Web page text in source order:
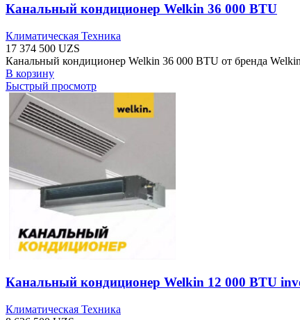
Канальный кондиционер Welkin 36 000 BTU
Климатическая Техника
17 374 500 UZS
Канальный кондиционер Welkin 36 000 BTU от бренда
В корзину
Быстрый просмотр
Канальный кондиционер Welkin 12 000 BTU
Климатическая Техника